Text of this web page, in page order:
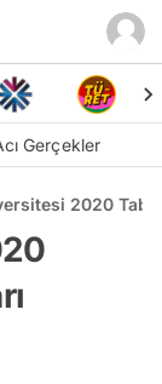
Gerçekler
2020